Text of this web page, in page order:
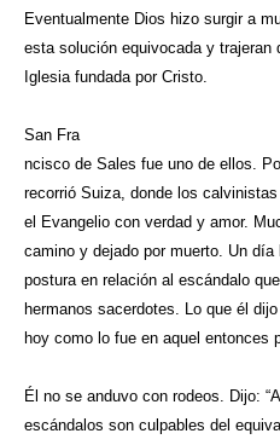
Eventualmente Dios hizo surgir a
esta solución equivocada y trajeran
Iglesia fundada por Cristo.
San Fra
ncisco de Sales fue uno de ellos.
recorrió Suiza, donde los
el Evangelio con verdad y amor.
camino y dejado por muerto. Un
postura en relación al escándalo
hermanos sacerdotes. Lo que él
hoy como lo fue en aquel entonces
Él no se anduvo con rodeos. Dijo:
escándalos son culpables del